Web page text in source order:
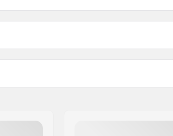
Aktivitet:
Stofopbygning: